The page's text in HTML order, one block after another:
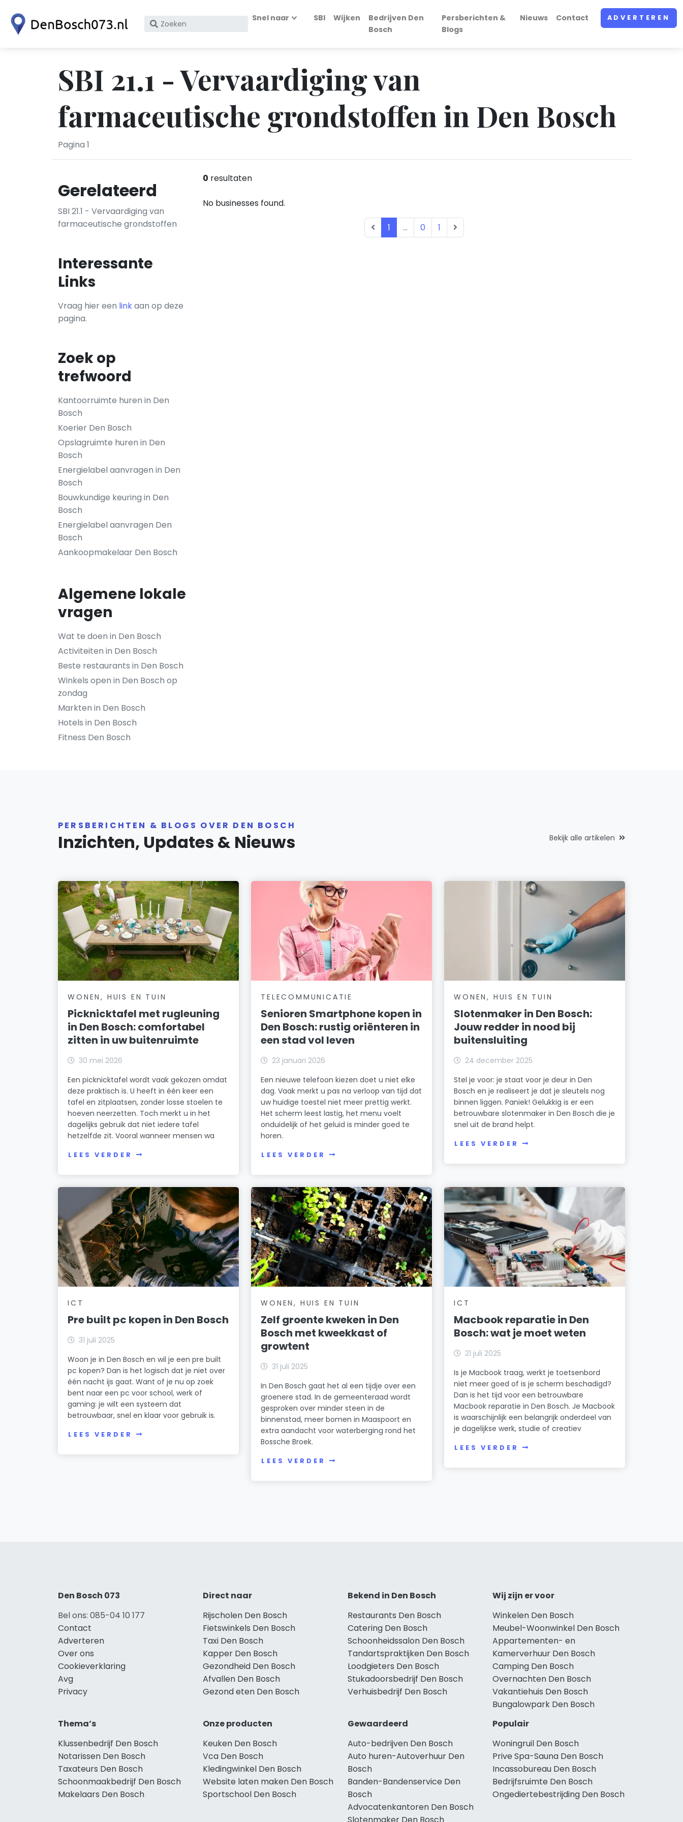
Zoek
nummer
Snel naar SBI Wijken
Bedrijven Den
Bosch
Persberichten &
Blogs
Nieuws Contact ADVERTEREN
SBI 21.1 - Vervaardiging van
farmaceutische grondstoffen in Den Bosch
Pagina 1
Gerelateerd
SBI 21.1 - Vervaardiging van
farmaceutische grondstoffen
Interessante
Links
Vraag hier een linkaan op deze
pagina.
Zoek op
trefwoord
Kantoorruimte huren in Den
Bosch
Koerier Den Bosch
Opslagruimte huren in Den
Bosch
Energielabel aanvragen in Den
Bosch
Bouwkundige keuring in Den
Bosch
Energielabel aanvragen Den
Bosch
Aankoopmakelaar Den Bosch
Algemene lokale
vragen
Wat te doen in Den Bosch
Activiteiten in Den Bosch
Beste restaurants in Den Bosch
Winkels open in Den Bosch op
zondag
Markten in Den Bosch
Hotels in Den Bosch
Fitness Den Bosch
0 resultaten
No businesses found.
1 ... 0 1
PERSBERICHTEN & BLOGS OVER DEN BOSCH
Inzichten, Updates & Nieuws Bekijk alle artikelen
WONEN, HUIS EN TUIN
Picknicktafel met rugleuning
in Den Bosch: comfortabel
zitten in uw buitenruimte
30 mei 2026
Een picknicktafel wordt vaak gekozen omdat
deze praktisch is. U heeft in één keer een
tafel en zitplaatsen, zonder losse stoelen te
hoeven neerzetten. Toch merkt u in het
dagelijks gebruik dat niet iedere tafel
hetzelfde zit. Vooral wanneer mensen wa
LEES VERDER
TELECOMMUNICATIE
Senioren Smartphone kopen in
Den Bosch: rustig oriënteren in
een stad vol leven
23 januari 2026
Een nieuwe telefoon kiezen doet u niet elke
dag. Vaak merkt u pas na verloop van tijd dat
uw huidige toestel niet meer prettig werkt.
Het scherm leest lastig, het menu voelt
onduidelijk of het geluid is minder goed te
horen.
LEES VERDER
WONEN, HUIS EN TUIN
Slotenmaker in Den Bosch:
Jouw redder in nood bij
buitensluiting
24 december 2025
Stel je voor: je staat voor je deur in Den
Bosch en je realiseert je dat je sleutels nog
binnen liggen. Paniek! Gelukkig is er een
betrouwbare slotenmaker in Den Bosch die je
snel uit de brand helpt.
LEES VERDER
ICT
Pre built pc kopen in Den Bosch
31 juli 2025
Woon je in Den Bosch en wil je een pre built
pc kopen? Dan is het logisch dat je niet over
één nacht ijs gaat. Want of je nu op zoek
bent naar een pc voor school, werk of
gaming: je wilt een systeem dat
betrouwbaar, snel en klaar voor gebruik is.
LEES VERDER
WONEN, HUIS EN TUIN
Zelf groente kweken in Den
Bosch met kweekkast of
growtent
31 juli 2025
In Den Bosch gaat het al een tijdje over een
groenere stad. In de gemeenteraad wordt
gesproken over minder steen in de
binnenstad, meer bomen in Maaspoort en
extra aandacht voor waterberging rond het
Bossche Broek.
LEES VERDER
ICT
Macbook reparatie in Den
Bosch: wat je moet weten
21 juli 2025
Is je Macbook traag, werkt je toetsenbord
niet meer goed of is je scherm beschadigd?
Dan is het tijd voor een betrouwbare
Macbook reparatie in Den Bosch. Je Macbook
is waarschijnlijk een belangrijk onderdeel van
je dagelijkse werk, studie of creatiev
LEES VERDER
Den Bosch 073
Bel ons: 085-04 10 177
Contact
Adverteren
Over ons
Cookieverklaring
Avg
Privacy
Direct naar
Rijscholen Den Bosch
Fietswinkels Den Bosch
Taxi Den Bosch
Kapper Den Bosch
Gezondheid Den Bosch
Afvallen Den Bosch
Gezond eten Den Bosch
Bekend in Den Bosch
Restaurants Den Bosch
Catering Den Bosch
Schoonheidssalon Den Bosch
Tandartspraktijken Den Bosch
Loodgieters Den Bosch
Stukadoorsbedrijf Den Bosch
Verhuisbedrijf Den Bosch
Wij zijn er voor
Winkelen Den Bosch
Meubel-Woonwinkel Den Bosch
Appartementen- en
Kamerverhuur Den Bosch
Camping Den Bosch
Overnachten Den Bosch
Vakantiehuis Den Bosch
Bungalowpark Den Bosch
Thema’s
Klussenbedrijf Den Bosch
Notarissen Den Bosch
Taxateurs Den Bosch
Schoonmaakbedrijf Den Bosch
Makelaars Den Bosch
Onze producten
Keuken Den Bosch
Vca Den Bosch
Kledingwinkel Den Bosch
Website laten maken Den Bosch
Sportschool Den Bosch
Gewaardeerd
Auto-bedrijven Den Bosch
Auto huren-Autoverhuur Den
Bosch
Banden-Bandenservice Den
Bosch
Advocatenkantoren Den Bosch
Populair
Woningruil Den Bosch
Prive Spa-Sauna Den Bosch
Incassobureau Den Bosch
Bedrijfsruimte Den Bosch
Ongediertebestrijding Den Bosch